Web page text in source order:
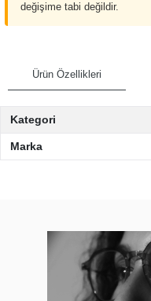
değişime tabi değildir.
Ürün Özellikleri
Kategori
Marka